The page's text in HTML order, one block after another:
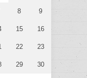
8 9
15 16
22 23
29 30